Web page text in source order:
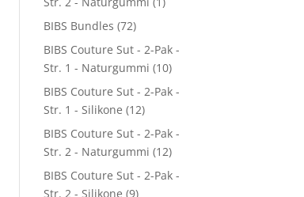
BIBS Bundles (72)
BIBS Couture Sut - 2-Pak -
Str. 1 - Naturgummi (10)
BIBS Couture Sut - 2-Pak -
Str. 1 - Silikone (12)
BIBS Couture Sut - 2-Pak -
Str. 2 - Naturgummi (12)
BIBS Couture Sut - 2-Pak -
Str. 2 - Silikone (9)